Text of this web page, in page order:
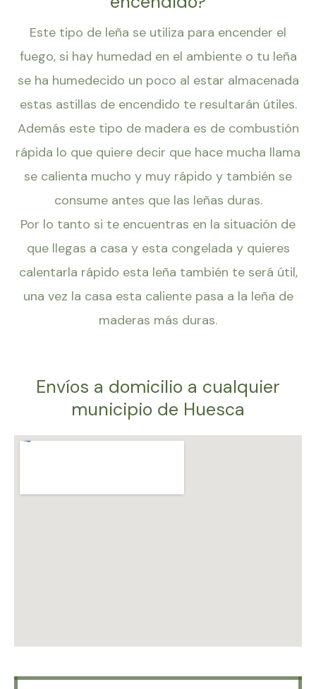
Este tipo de leña se utiliza para encender el
fuego, si hay humedad en el ambiente o tu leña
se ha humedecido un poco al estar almacenada
estas astillas de encendido te resultarán útiles.
Además este tipo de madera es de combustión
rápida lo que quiere decir que hace mucha llama
se calienta mucho y muy rápido y también se
consume antes que las leñas duras.
Por lo tanto si te encuentras en la situación de
que llegas a casa y esta congelada y quieres
calentarla rápido esta leña también te será útil,
una vez la casa esta caliente pasa a la leña de
maderas más duras.
Envíos a domicilio a cualquier
municipio de Huesca